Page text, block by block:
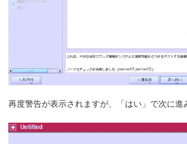
再度警告が表示されますが、「はい」で次に進